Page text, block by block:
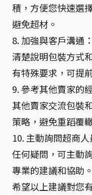
積，方便您快速選
避免超材。
8. 加強與客戶溝通
清楚說明包裝方式
有特殊要求，可提
9. 參考其他賣家的
其他賣家交流包裝
策略，避免重蹈覆
10. 主動詢問超商
任何疑問，可主動
專業的建議和協助。
希望以上建議對您